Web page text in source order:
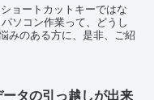
ョートカットキーではな
ソコン作業って、どうし
みのある方に、是非、ご紹
タの引っ越しが出来